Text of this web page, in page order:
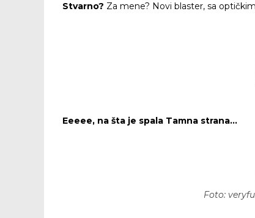
Stvarno? Za mene? Novi blaster, sa
Eeeee, na šta je spala Tamna strana…
Foto: